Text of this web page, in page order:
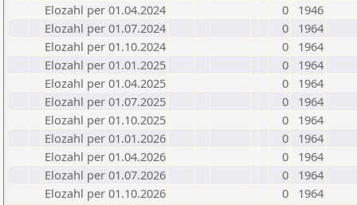
Elozahl per 01.04.2024
0
1946
Elozahl per 01.07.2024
0
1964
Elozahl per 01.10.2024
0
1964
Elozahl per 01.01.2025
0
1964
Elozahl per 01.04.2025
0
1964
Elozahl per 01.07.2025
0
1964
Elozahl per 01.10.2025
0
1964
Elozahl per 01.01.2026
0
1964
Elozahl per 01.04.2026
0
1964
Elozahl per 01.07.2026
0
1964
Elozahl per 01.10.2026
0 1964